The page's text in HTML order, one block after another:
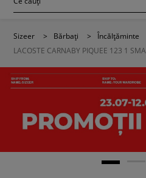
Sizeer > Bărbați > Încălțăminte
LACOSTE CARNABY PIQUEE 123 1 SMA